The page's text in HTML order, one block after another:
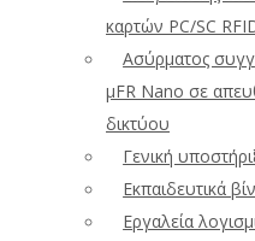
καρτών PC/SC
Ασύρματος
μFR Nano σε
δικτύου
Γενική
Εκπαιδευτικά
Εργαλεία